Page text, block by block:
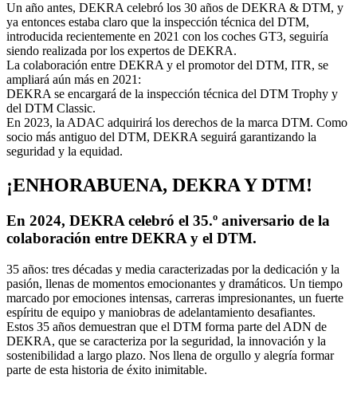
Un año antes, DEKRA celebró los 30 años de DEKRA & DTM, y
ya entonces estaba claro que la inspección técnica del DTM,
introducida recientemente en 2021 con los coches GT3, seguiría
siendo realizada por los expertos de DEKRA.
La colaboración entre DEKRA y el promotor del DTM, ITR, se
ampliará aún más en 2021:
DEKRA se encargará de la inspección técnica del DTM Trophy y
del DTM Classic.
En 2023, la ADAC adquirirá los derechos de la marca DTM. Como
socio más antiguo del DTM, DEKRA seguirá garantizando la
seguridad y la equidad.
¡ENHORABUENA, DEKRA Y DTM!
En 2024, DEKRA celebró el 35.º aniversario de la
colaboración entre DEKRA y el DTM.
35 años: tres décadas y media caracterizadas por la dedicación y la
pasión, llenas de momentos emocionantes y dramáticos. Un tiempo
marcado por emociones intensas, carreras impresionantes, un fuerte
espíritu de equipo y maniobras de adelantamiento desafiantes.
Estos 35 años demuestran que el DTM forma parte del ADN de
DEKRA, que se caracteriza por la seguridad, la innovación y la
sostenibilidad a largo plazo. Nos llena de orgullo y alegría formar
parte de esta historia de éxito inimitable.